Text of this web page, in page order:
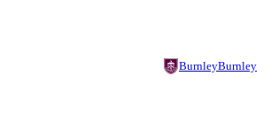
BurnleyBurnley